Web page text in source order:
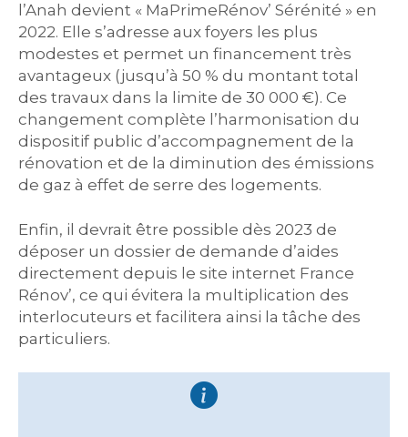
l’Anah devient « MaPrimeRénov’ Sérénité » en
2022. Elle s’adresse aux foyers les plus
modestes et permet un financement très
avantageux (jusqu’à 50 % du montant total
des travaux dans la limite de 30 000 €). Ce
changement complète l’harmonisation du
dispositif public d’accompagnement de la
rénovation et de la diminution des émissions
de gaz à effet de serre des logements.
Enfin, il devrait être possible dès 2023 de
déposer un dossier de demande d’aides
directement depuis le site internet France
Rénov’, ce qui évitera la multiplication des
interlocuteurs et facilitera ainsi la tâche des
particuliers.